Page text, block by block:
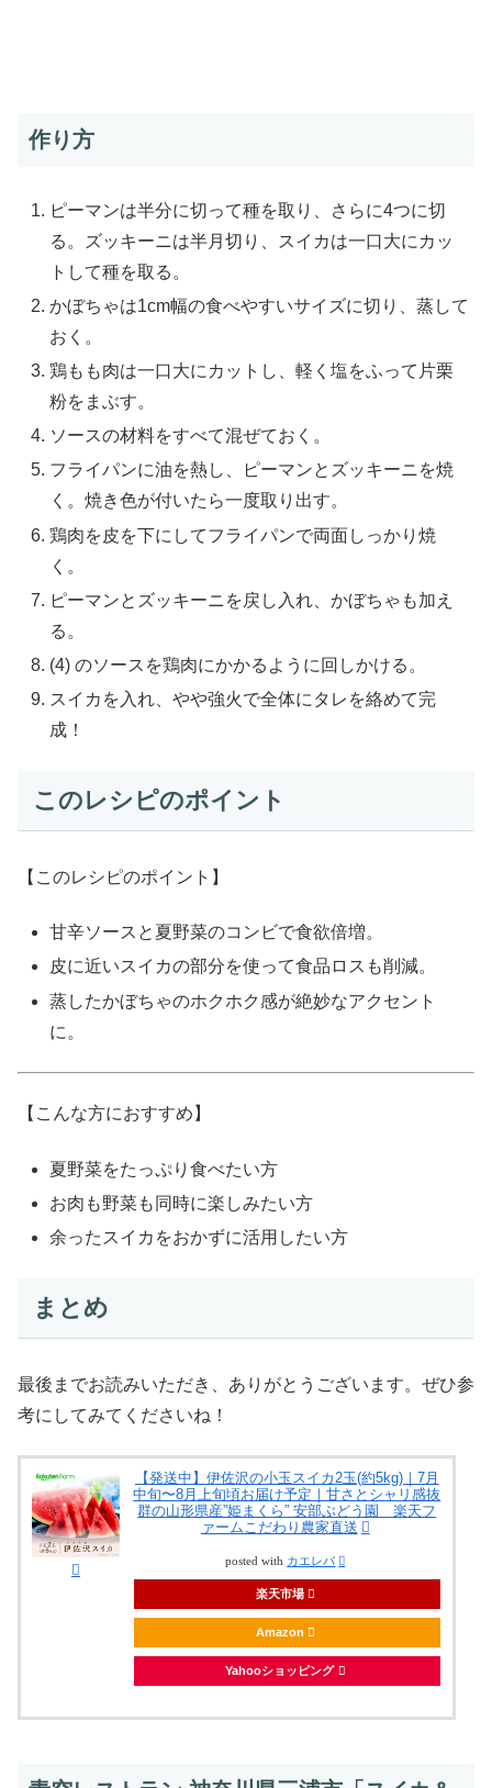
作り方
ピーマンは半分に切って種を取り、さらに4つに切
る。ズッキーニは半月切り、スイカは一口大にカッ
トして種を取る。
かぼちゃは1cm幅の食べやすいサイズに切り、蒸して
おく。
鶏もも肉は一口大にカットし、軽く塩をふって片栗
粉をまぶす。
ソースの材料をすべて混ぜておく。
フライパンに油を熱し、ピーマンとズッキーニを焼
く。焼き色が付いたら一度取り出す。
鶏肉を皮を下にしてフライパンで両面しっかり焼
く。
ピーマンとズッキーニを戻し入れ、かぼちゃも加え
る。
(4) のソースを鶏肉にかかるように回しかける。
スイカを入れ、やや強火で全体にタレを絡めて完
成！
このレシピのポイント
【このレシピのポイント】
甘辛ソースと夏野菜のコンビで食欲倍増。
皮に近いスイカの部分を使って食品ロスも削減。
蒸したかぼちゃのホクホク感が絶妙なアクセント
に。
【こんな方におすすめ】
夏野菜をたっぷり食べたい方
お肉も野菜も同時に楽しみたい方
余ったスイカをおかずに活用したい方
まとめ
最後までお読みいただき、ありがとうございます。ぜひ参
考にしてみてくださいね！
【発送中】伊佐沢の小玉スイカ2玉(約5kg)｜7月
中旬〜8月上旬頃お届け予定｜甘さとシャリ感抜
群の山形県産”姫まくら” 安部ぶどう園 楽天フ
ァームこだわり農家直送
posted with カエレバ
楽天市場
Amazon
Yahooショッピング